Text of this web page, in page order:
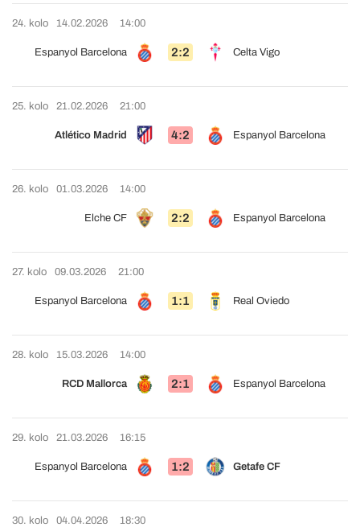
24. kolo 14.02.2026 14:00
Espanyol Barcelona 2:2 Celta Vigo
25. kolo 21.02.2026 21:00
Atlético Madrid 4:2 Espanyol Barcelona
26. kolo 01.03.2026 14:00
Elche CF 2:2 Espanyol Barcelona
27. kolo 09.03.2026 21:00
Espanyol Barcelona 1:1 Real Oviedo
28. kolo 15.03.2026 14:00
RCD Mallorca 2:1 Espanyol Barcelona
29. kolo 21.03.2026 16:15
Espanyol Barcelona 1:2 Getafe CF
30. kolo 04.04.2026 18:30